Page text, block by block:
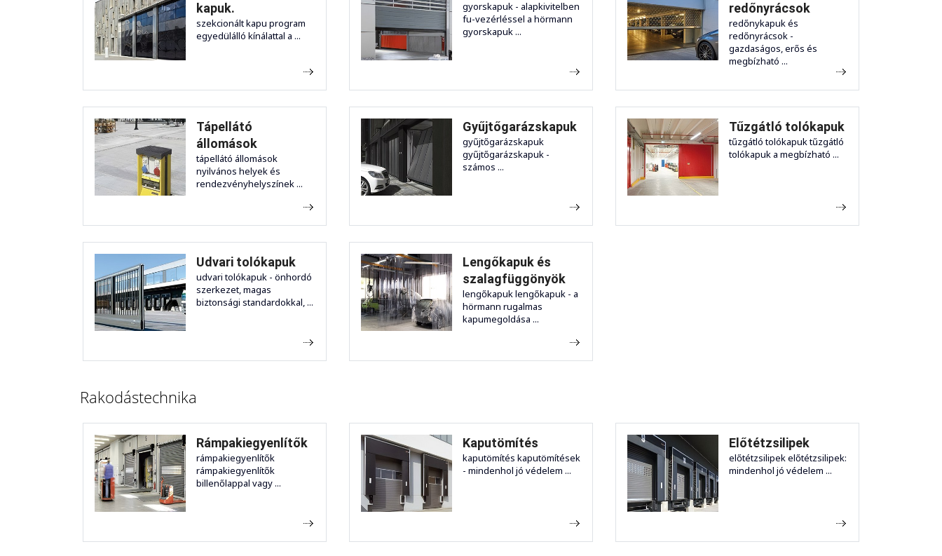
kapuk.
szekcionált kapu program
egyedülálló kínálattal a ...
gyorskapuk - alapkivitelben
fu-vezérléssel a hörmann
gyorskapuk ...
redőnyrácsok
redőnykapuk és
redőnyrácsok -
gazdaságos, erős és
megbízható ...
Tápellátó
állomások
tápellátó állomások
nyilvános helyek és
rendezvényhelyszínek ...
Gyűjtőgarázskapuk
gyűjtőgarázskapuk
gyűjtőgarázskapuk -
számos ...
Tűzgátló tolókapuk
tűzgátló tolókapuk tűzgátló
tolókapuk a megbízható ...
Udvari tolókapuk
udvari tolókapuk - önhordó
szerkezet, magas
biztonsági standardokkal, ...
Lengőkapuk és
szalagfüggönyök
lengőkapuk lengőkapuk - a
hörmann rugalmas
kapumegoldása ...
Rakodástechnika
Rámpakiegyenlítők
rámpakiegyenlítők
rámpakiegyenlítők
billenőlappal vagy ...
Kaputömítés
kaputömítés kaputömítések
- mindenhol jó védelem ...
Előtétzsilipek
előtétzsilipek előtétzsilipek:
mindenhol jó védelem ...